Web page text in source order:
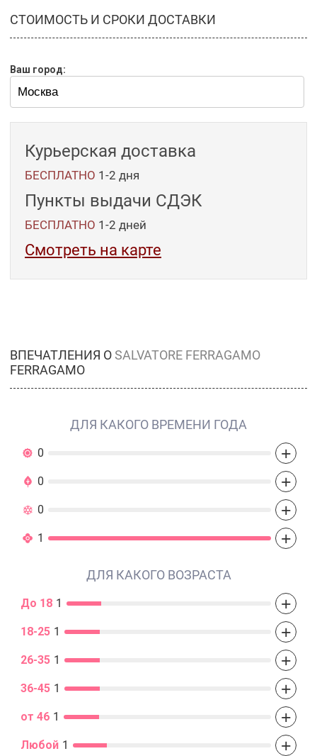
СТОИМОСТЬ И СРОКИ ДОСТАВКИ
Ваш город:
Курьерская доставка
БЕСПЛАТНО 1-2 дня
Пункты выдачи СДЭК
БЕСПЛАТНО 1-2 дней
Смотреть на карте
ВПЕЧАТЛЕНИЯ ОSALVATORE FERRAGAMO
FERRAGAMO
ДЛЯ КАКОГО ВРЕМЕНИ ГОДА
0 +
0 +
0 +
1 +
ДЛЯ КАКОГО ВОЗРАСТА
До 18 1 +
18-25 1 +
26-35 1 +
36-45 1 +
от 46 1 +
Любой 1 +